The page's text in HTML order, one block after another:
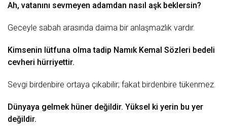
Ah, vatanını sevmeyen adamdan nasıl aşkbeklersin?
Geceyle sabah arasında daima bir anlaşmazlık vardır.
Kimsenin lütfuna olma tadip Namık Kemal Sözleri bedeli
cevheri hürriyettir.
Sevgi birdenbire ortaya çıkabilir; fakat birdenbire tükenmez.
Dünyaya gelmek hüner değildir. Yüksel ki yerin bu yer
değildir.